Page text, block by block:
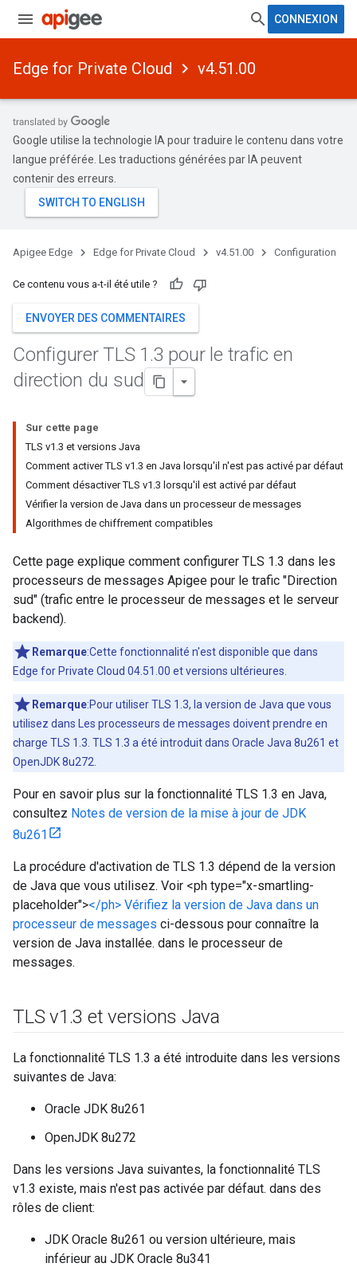
CONNEXION
Edge for Private Cloud v4.51.00
Google utilise la technologie IA pour traduire le contenu dans votre
langue préférée. Les traductions générées par IA peuvent
contenir des erreurs.
Apigee Edge Edge for Private Cloud v4.51.00 Configuration
Ce contenu vous a-t-il été utile ?
ENVOYER DES COMMENTAIRES
Configurer TLS 1 .3 pour le trafic en
direction du sud
Sur cette page
TLS v1.3 et versions Java
Comment activer TLS v1.3 en Java lorsqu'il n'est pas activé par défaut
Comment désactiver TLS v1.3 lorsqu'il est activé par défaut
Vérifier la version de Java dans un processeur de messages
Algorithmes de chiffrement compatibles
Cette page explique comment configurer TLS 1.3 dans les
processeurs de messages Apigee pour le trafic "Direction
sud" (trafic entre le processeur de messages et le serveur
backend).
Remarque:Cette fonctionnalité n'est disponible que dans
Edge for Private Cloud 04.51.00 et versions ultérieures.
Remarque:Pour utiliser TLS 1.3, la version de Java que vous
utilisez dans Les processeurs de messages doivent prendre en
charge TLS 1.3. TLS 1.3 a été introduit dans Oracle Java 8u261 et
OpenJDK 8u272.
Pour en savoir plus sur la fonctionnalité TLS 1.3 en Java,
consultez Notes de version de la mise à jour de JDK
8u261
La procédure d'activation de TLS 1.3 dépend de la version
de Java que vous utilisez. Voir <ph type="x-smartling-
placeholder"></ph> Vérifiez la version de Java dans un
processeur de messages ci-dessous pour connaître la
version de Java installée. dans le processeur de
messages.
TLS v1.3 et versions Java
La fonctionnalité TLS 1.3 a été introduite dans les versions
suivantes de Java:
Oracle JDK 8u261
OpenJDK 8u272
Dans les versions Java suivantes, la fonctionnalité TLS
v1.3 existe, mais n'est pas activée par défaut. dans des
rôles de client:
JDK Oracle 8u261 ou version ultérieure, mais
inférieur au JDK Oracle 8u341